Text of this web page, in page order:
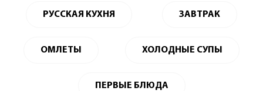
РУССКАЯ КУХНЯ ЗАВТРАК
ОМЛЕТЫ ХОЛОДНЫЕ СУПЫ
ПЕРВЫЕ БЛЮДА